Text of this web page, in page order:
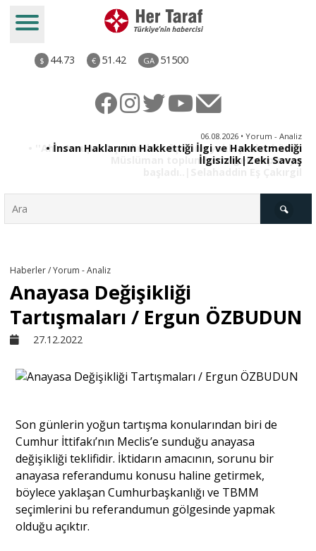
$ 44.73 € 51.42 GA 51500
06.08.2026 • Yorum - Analiz
• İnsan Haklarının Hakkettiği İlgi ve Hakketmediği
İlgisizlik|Zeki Savaş
Derkenar
Ekonomi
Dünya
Haberler / Yorum - Analiz
Anayasa Değişikliği
Tartışmaları / Ergun ÖZBUDUN
27.12.2022
Son günlerin yoğun tartışma konularından biri de
Cumhur İttifakı’nın Meclis’e sunduğu anayasa
değişikliği teklifidir. İktidarın amacının, sorunu bir
anayasa referandumu konusu haline getirmek,
böylece yaklaşan Cumhurbaşkanlığı ve TBMM
seçimlerini bu referandumun gölgesinde yapmak
olduğu açıktır.